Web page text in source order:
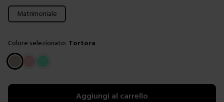
Scegli una misura
Matrimoniale
Colore selezionato: Tortora
Scegli un colore
Aggiungi al carrello